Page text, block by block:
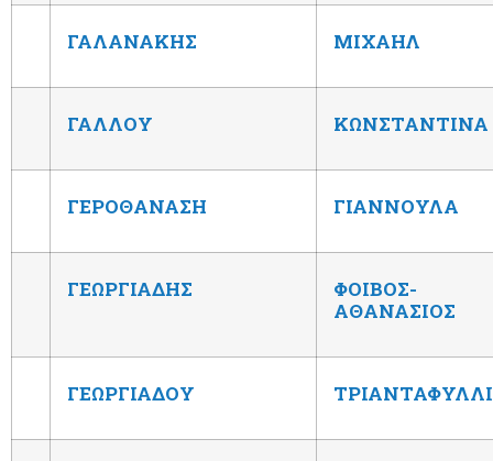
ΓΑΛΑΝΑΚΗΣ ΜΙΧΑΗΛ
ΓΑΛΛΟΥ ΚΩΝΣΤΑΝΤΙΝΑ
ΓΕΡΟΘΑΝΑΣΗ ΓΙΑΝΝΟΥΛΑ
ΓΕΩΡΓΙΑΔΗΣ
ΦΟΙΒΟΣ-
ΑΘΑΝΑΣΙΟΣ
ΓΕΩΡΓΙΑΔΟΥ